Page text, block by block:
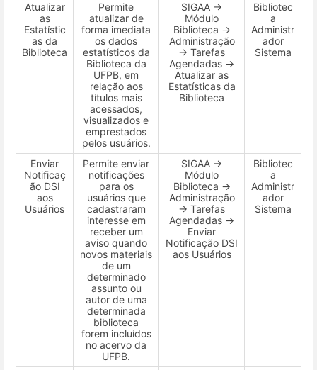
Atualizar
as
Estatístic
as da
Biblioteca
Permite
atualizar de
forma imediata
os dados
estatísticos da
Biblioteca da
UFPB, em
relação aos
títulos mais
acessados,
visualizados e
emprestados
pelos usuários.
SIGAA →
Módulo
Biblioteca →
Administração
→ Tarefas
Agendadas →
Atualizar as
Estatísticas da
Biblioteca
Bibliotec
a
Administr
ador
Sistema
Enviar
Notificaç
ão DSI
aos
Usuários
Permite enviar
notificações
para os
usuários que
cadastraram
interesse em
receber um
aviso quando
novos materiais
de um
determinado
assunto ou
autor de uma
determinada
biblioteca
forem incluídos
no acervo da
UFPB.
SIGAA →
Módulo
Biblioteca →
Administração
→ Tarefas
Agendadas →
Enviar
Notificação DSI
aos Usuários
Bibliotec
a
Administr
ador
Sistema